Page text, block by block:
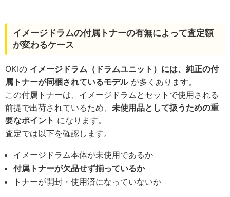
イメージドラムの付属トナーの有無によって査定額
が変わるケース
OKIの イメージドラム（ドラムユニット）には、純正の付
属トナーが同梱されているモデルが多くあります。
この付属トナーは、イメージドラムとセットで使用される
前提で出荷されているため、 未使用品として扱うための重
要なポイント になります。
査定では以下を確認します。
イメージドラム本体が未使用であるか
付属トナーが欠品せず揃っているか
トナーが開封・使用済になっていないか